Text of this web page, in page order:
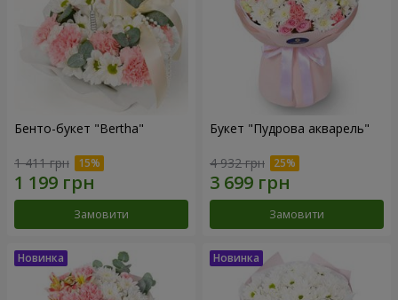
Бенто-букет "Bertha"
1 411 грн
Замовити
Букет "Пудрова акварель"
4 932 грн
Замовити